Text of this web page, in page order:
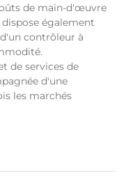
de main-d'œuvre
également
contrôleur à
de services de
d'une
les marchés